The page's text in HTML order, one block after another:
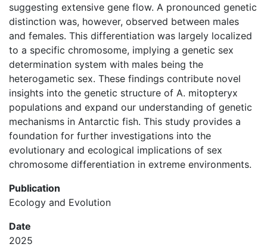
suggesting extensive gene flow. A pronounced genetic
distinction was, however, observed between males
and females. This differentiation was largely localized
to a specific chromosome, implying a genetic sex
determination system with males being the
heterogametic sex. These findings contribute novel
insights into the genetic structure of A. mitopteryx
populations and expand our understanding of genetic
mechanisms in Antarctic fish. This study provides a
foundation for further investigations into the
evolutionary and ecological implications of sex
chromosome differentiation in extreme environments.
Publication
Ecology and Evolution
Date
2025